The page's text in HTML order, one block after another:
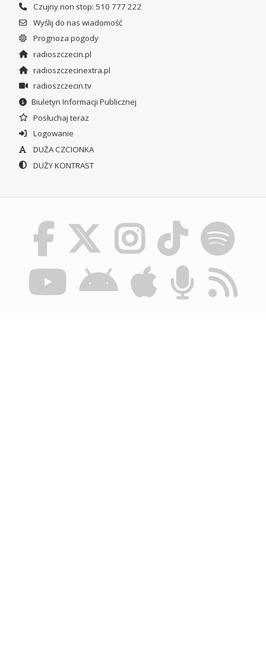
Czujny non stop: 510 777 222
Wyślij do nas wiadomość
Prognoza pogody
radioszczecin.pl
radioszczecinextra.pl
radioszczecin.tv
Biuletyn Informacji Publicznej
Posłuchaj teraz
Logowanie
DUŻA CZCIONKA
DUŻY KONTRAST